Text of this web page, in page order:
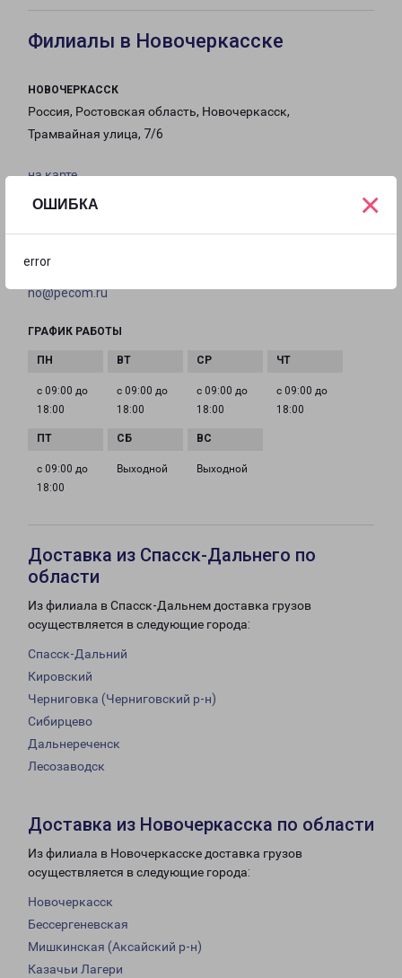
ОШИБКА
error
×
Филиалы в Новочеркасске
НОВОЧЕРКАССК
Россия, Ростовская область, Новочеркасск,
Трамвайная улица, 7/6
на карте
ТЕЛЕФОН
8(8635) 27-71-99
no@pecom.ru
ГРАФИК РАБОТЫ
с 09:00 до
18:00
с 09:00 до
18:00
с 09:00 до
18:00
с 09:00 до
18:00
с 09:00 до
18:00
Выходной Выходной
Доставка из Спасск-Дальнего по
области
Из филиала в Спасск-Дальнем доставка грузов
осуществляется в следующие города:
Спасск-Дальний
Кировский
Черниговка (Черниговский р-н)
Сибирцево
Дальнереченск
Лесозаводск
Доставка из Новочеркасска по области
Из филиала в Новочеркасске доставка грузов
осуществляется в следующие города:
Новочеркасск
Бессергеневская
Мишкинская (Аксайский р-н)
Казачьи Лагери